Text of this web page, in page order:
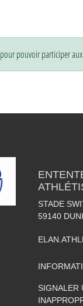
pour pouvoir participer
STADE
59140
SIGNALER